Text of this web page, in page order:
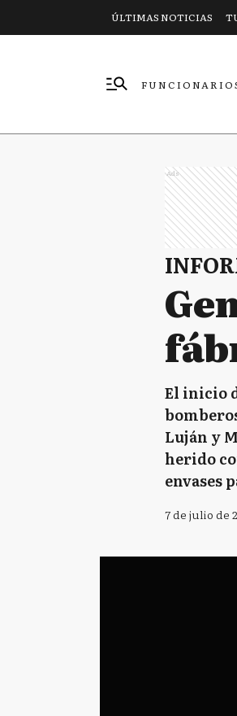
ÚLTIMAS NOTICIAS
Ads
El inicio
Luján y
herido
envases
7 de julio de